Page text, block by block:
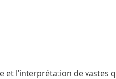
et l’interprétation de